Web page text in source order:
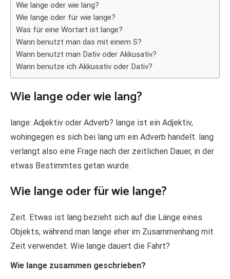
Wie lange oder wie lang?
Wie lange oder für wie lange?
Was für eine Wortart ist lange?
Wann benutzt man das mit einem S?
Wann benutzt man Dativ oder Akkusativ?
Wann benutze ich Akkusativ oder Dativ?
Wie lange oder wie lang?
lange: Adjektiv oder Adverb? lange ist ein Adjektiv,
wohingegen es sich bei lang um ein Adverb handelt. lang
verlangt also eine Frage nach der zeitlichen Dauer, in der
etwas Bestimmtes getan wurde.
Wie lange oder für wie lange?
Zeit. Etwas ist lang bezieht sich auf die Länge eines
Objekts, während man lange eher im Zusammenhang mit
Zeit verwendet. Wie lange dauert die Fahrt?
Wie lange zusammen geschrieben?